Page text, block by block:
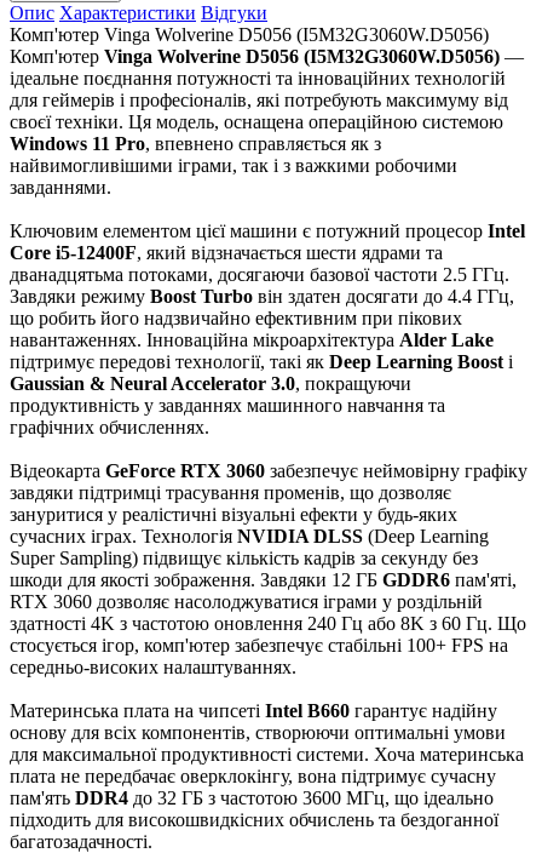
Опис Характеристики Відгуки
Комп'ютер Vinga Wolverine D5056 (I5M32G3060W.D5056)
Комп'ютер Vinga Wolverine D5056 (I5M32G3060W.D5056) —
ідеальне поєднання потужності та інноваційних технологій
для геймерів і професіоналів, які потребують максимуму від
своєї техніки. Ця модель, оснащена операційною системою
Windows 11 Pro, впевнено справляється як з
найвимогливішими іграми, так і з важкими робочими
завданнями.
Ключовим елементом цієї машини є потужний процесор Intel
Core i5-12400F, який відзначається шести ядрами та
дванадцятьма потоками, досягаючи базової частоти 2.5 ГГц.
Завдяки режиму Boost Turbo він здатен досягати до 4.4 ГГц,
що робить його надзвичайно ефективним при пікових
навантаженнях. Інноваційна мікроархітектура Alder Lake
підтримує передові технології, такі як Deep Learning Boost і
Gaussian & Neural Accelerator 3.0, покращуючи
продуктивність у завданнях машинного навчання та
графічних обчисленнях.
Відеокарта GeForce RTX 3060 забезпечує неймовірну графіку
завдяки підтримці трасування променів, що дозволяє
зануритися у реалістичні візуальні ефекти у будь-яких
сучасних іграх. Технологія NVIDIA DLSS (Deep Learning
Super Sampling) підвищує кількість кадрів за секунду без
шкоди для якості зображення. Завдяки 12 ГБ GDDR6 пам'яті,
RTX 3060 дозволяє насолоджуватися іграми у роздільній
здатності 4K з частотою оновлення 240 Гц або 8K з 60 Гц. Що
стосується ігор, комп'ютер забезпечує стабільні 100+ FPS на
середньо-високих налаштуваннях.
Материнська плата на чипсеті Intel B660 гарантує надійну
основу для всіх компонентів, створюючи оптимальні умови
для максимальної продуктивності системи. Хоча материнська
плата не передбачає оверклокінгу, вона підтримує сучасну
пам'ять DDR4 до 32 ГБ з частотою 3600 МГц, що ідеально
підходить для високошвидкісних обчислень та бездоганної
багатозадачності.